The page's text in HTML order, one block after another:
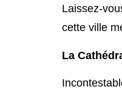
Laissez-
cette ville
La